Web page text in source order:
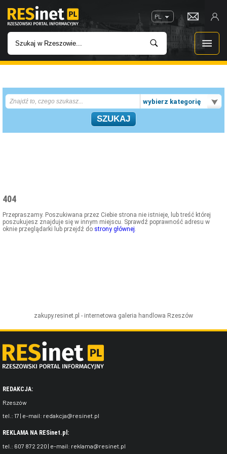
PL
INWESTYCJE
IMPREZY
GASTRONOMIA
wybierz kategorię
404
Przepraszamy. Poszukiwana przez Ciebie strona nie istnieje, lub treść której
poszukujesz znajduje się w innym miejscu. Sprawdź poprawność adresu w
oknie przeglądarki lub przejdź do strony głównej.
zakupy.resinet.pl - internetowa galeria handlowa Rzeszów
REDAKCJA:
Rzeszów
tel.: 17 | e-mail: redakcja@resinet.pl
REKLAMA NA RESinet.pl:
tel.: 607 872 220 | e-mail: reklama@resinet.pl